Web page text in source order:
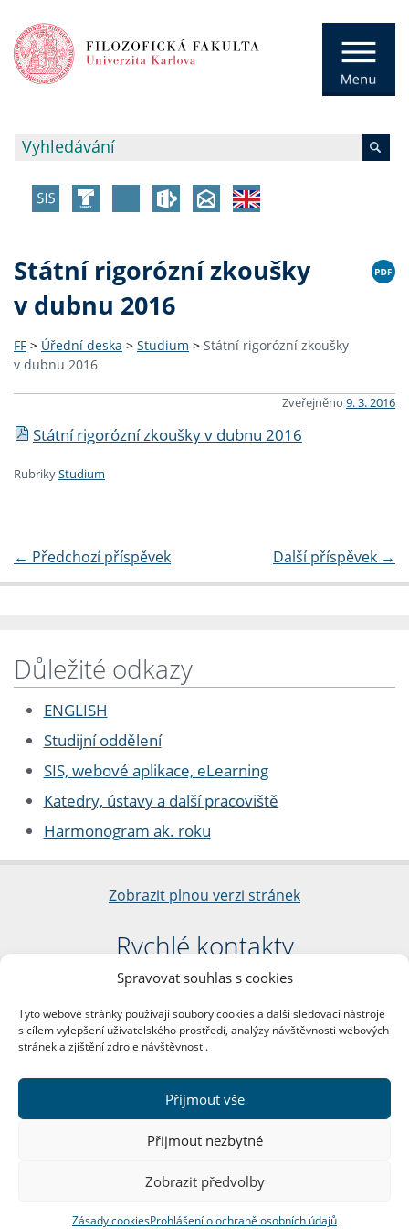
Spravovat souhlas s cookies
Tyto webové stránky používají soubory cookies a další sledovací nástroje
s cílem vylepšení uživatelského prostředí, analýzy návštěvnosti webových
stránek a zjištění zdroje návštěvnosti.
Přijmout vše
Přijmout nezbytné
Zobrazit předvolby
Zásady cookiesProhlášení o ochraně osobních údajů
Státní rigorózní zkoušky
v dubnu 2016
FF > Úřední deska > Studium > Státní rigorózní zkoušky
v dubnu 2016
Zveřejněno 9. 3. 2016
Státní rigorózní zkoušky v dubnu 2016
RubrikyStudium
← Předchozí příspěvek Další příspěvek →
Důležité odkazy
ENGLISH
Studijní oddělení
SIS, webové aplikace, eLearning
Katedry, ústavy a další pracoviště
Harmonogram ak. roku
Zobrazit plnou verzi stránek
Rychlé kontakty
Filozofická fakulta
nám. Jana Palacha 1/2
116 38 Praha 1
DIČ: CZ00216208
Další kontakty